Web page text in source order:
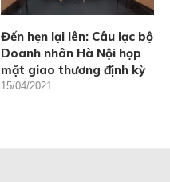
Đến hẹn lại lên: Câu lạc bộ
Doanh nhân Hà Nội họp
mặt giao thương định kỳ
15/04/2021